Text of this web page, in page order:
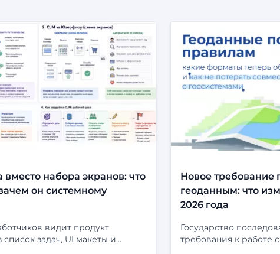
вместо набора экранов: что
он системному
видит продукт
список задач, UI макеты и
Новое требование
геоданным: что
2026 года
Государство
требования к работе